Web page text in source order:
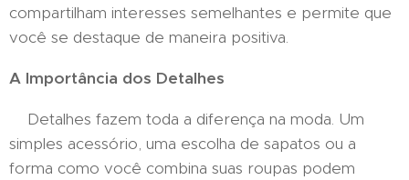
compartilham interesses semelhantes e permite que
você se destaque de maneira positiva.
A Importância dos Detalhes
Detalhes fazem toda a diferença na moda. Um
simples acessório, uma escolha de sapatos ou a
forma como você combina suas roupas podem